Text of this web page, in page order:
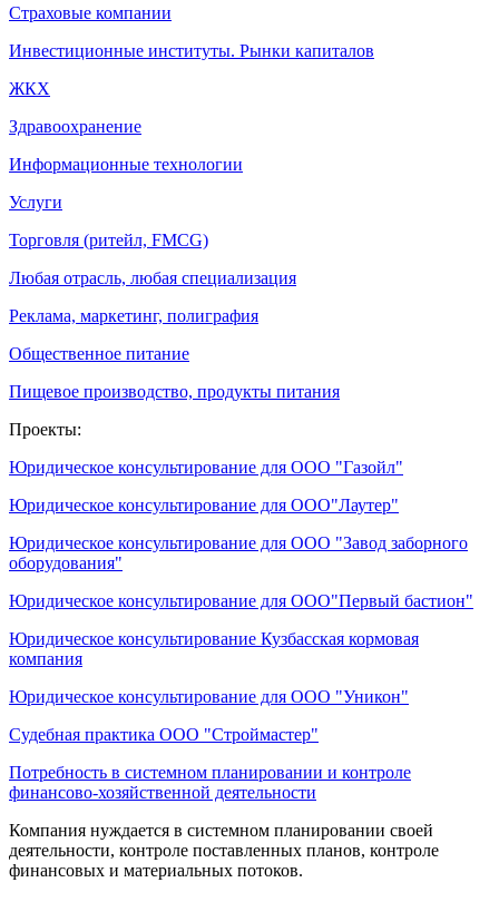
Страховые компании
Инвестиционные институты. Рынки капиталов
ЖКХ
Здравоохранение
Информационные технологии
Услуги
Торговля (ритейл, FMCG)
Любая отрасль, любая специализация
Реклама, маркетинг, полиграфия
Общественное питание
Пищевое производство, продукты питания
Проекты:
Юридическое консультирование для ООО "Газойл"
Юридическое консультирование для ООО"Лаутер"
Юридическое консультирование для ООО "Завод заборного
оборудования"
Юридическое консультирование для ООО"Первый бастион"
Юридическое консультирование Кузбасская кормовая
компания
Юридическое консультирование для ООО "Уникон"
Судебная практика ООО "Строймастер"
Потребность в системном планировании и контроле
финансово-хозяйственной деятельности
Компания нуждается в системном планировании своей
деятельности, контроле поставленных планов, контроле
финансовых и материальных потоков.